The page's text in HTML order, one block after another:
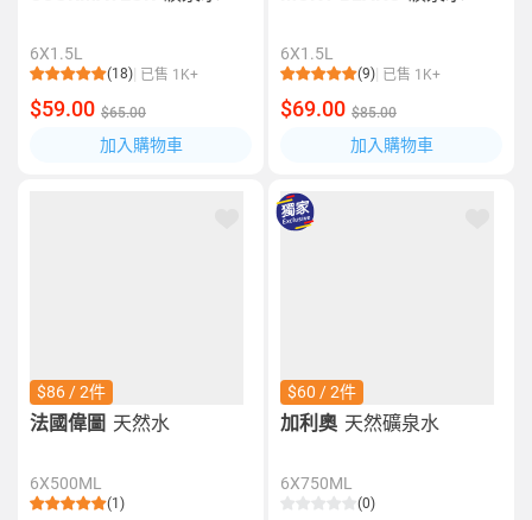
6X1.5L
(18) 已售 1K+
$59.00 $65.00
加入購物車
6X1.5L
(9) 已售 1K+
$69.00 $85.00
加入購物車
$86 / 2件
法國偉圖 天然水
6X500ML
(1)
$60 / 2件
加利奧 天然礦泉水
6X750ML
(0)